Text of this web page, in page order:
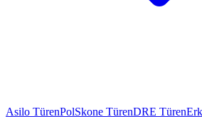
Asilo TürenPolSkone TürenDRE Türen